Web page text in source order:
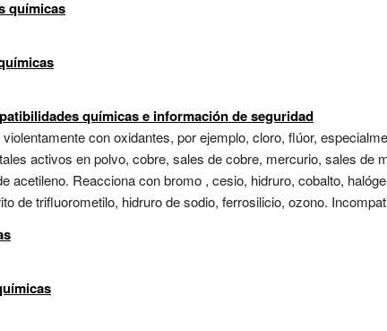
químicas
químicas e información de seguridad
con oxidantes, por ejemplo, cloro, flúor,
activos en polvo, cobre, sales de cobre, mercurio, sales de
acetileno. Reacciona con bromo , cesio, hidruro, cobalto,
de trifluorometilo, hidruro de sodio, ferrosilicio, ozono.